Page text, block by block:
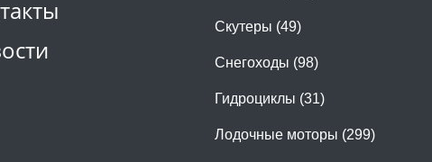
Скутеры (49)
Снегоходы (98)
Гидроциклы (31)
Лодочные моторы (299)